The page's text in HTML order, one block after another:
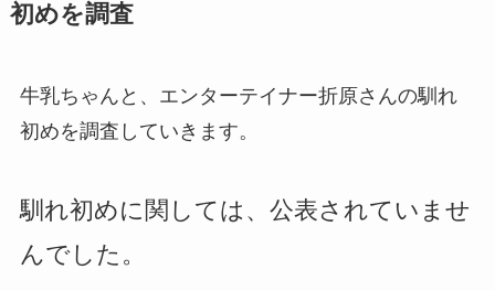
初めを調査
牛乳ちゃんと、エンターテイナー折原さんの馴れ
初めを調査していきます。
馴れ初めに関しては、公表されていませ
んでした。